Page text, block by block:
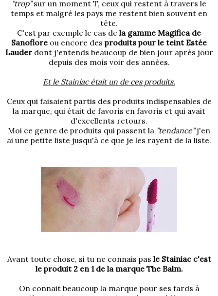
"trop"sur un moment T, ceux qui restent à travers le
temps et malgré les pays me restent bien souvent en
tête.
C'est par exemple le cas de la gamme Magifica de
Sanoflore ou encore des produits pour le teint Estée
Lauderdont j'entends beaucoup de bien jour après jour
depuis des mois voir des années.
Et le Stainiac était un de ces produits.
Ceux qui faisaient partis des produits indispensables de
la marque, qui était de favoris en favoris et qui avait
d'excellents retours.
Moi ce genre de produits qui passent la "tendance"j'en
ai une petite liste jusqu'à ce que je les rayent de la liste.
Avant toute chose, si tu ne connais pas le Stainiac c'est
le produit 2 en 1 de la marque The Balm.
On connait beaucoup la marque pour ses fards à